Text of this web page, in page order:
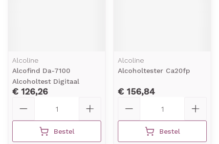
Alcoline
Alcofind Da-7100
Alcoholtest Digitaal
€ 126,26
Bestel
Alcoline
Alcoholtester Ca20fp
€ 156,84
Bestel